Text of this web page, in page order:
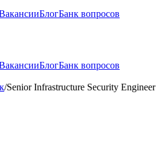
БлогБанк вопросов
БлогБанк вопросов
/Senior Infrastructure Security Engineer